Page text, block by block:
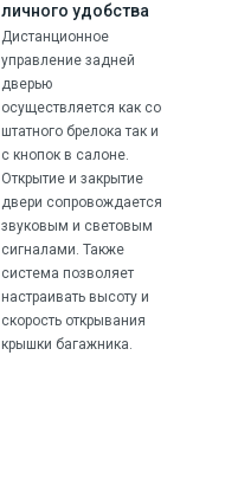
личного удобства
Дистанционное
управление задней
дверью
осуществляется как со
штатного брелока так и
с кнопок в салоне.
Открытие и закрытие
двери сопровождается
звуковым и световым
сигналами. Также
система позволяет
настраивать высоту и
скорость открывания
крышки багажника.